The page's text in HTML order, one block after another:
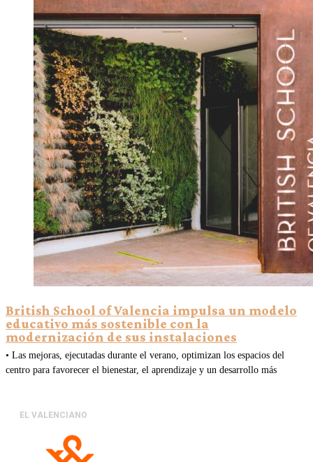
British School of Valencia impulsa un modelo
educativo más sostenible con la
modernización de sus instalaciones
• Las mejoras, ejecutadas durante el verano, optimizan los espacios del
centro para favorecer el bienestar, el aprendizaje y un desarrollo más
EL VALENCIANO